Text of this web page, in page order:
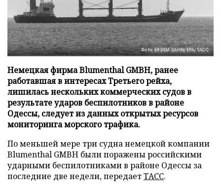
Фото: ERDEM SAHIN/EPA/ТАСС
Немецкая фирма Blumenthal GMBH, ранее
работавшая в интересах Третьего рейха,
лишилась нескольких коммерческих судов в
результате ударов беспилотников в районе
Одессы, следует из данных открытых ресурсов
мониторинга морского трафика.
По меньшей мере три судна немецкой компании
Blumenthal GMBH были поражены российскими
ударными беспилотниками в районе Одессы за
последние две недели, передаетТАСС.